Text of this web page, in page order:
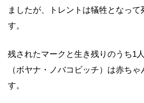
ましたが、トレントは犠牲となって
す。
残されたマークと生き残りのうち1
（ボヤナ・ノバコビッチ）は赤ちゃ
す。